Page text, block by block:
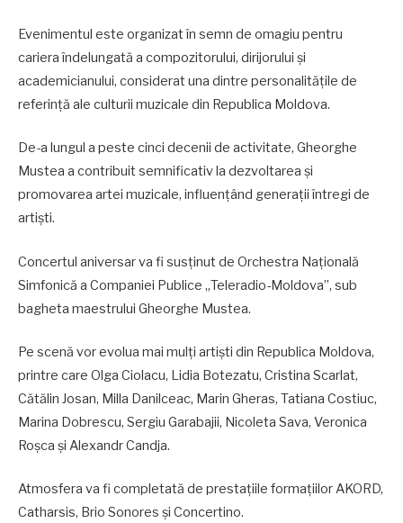
Evenimentul este organizat în semn de omagiu pentru
cariera îndelungată a compozitorului, dirijorului și
academicianului, considerat una dintre personalitățile de
referință ale culturii muzicale din Republica Moldova.
De-a lungul a peste cinci decenii de activitate, Gheorghe
Mustea a contribuit semnificativ la dezvoltarea și
promovarea artei muzicale, influențând generații întregi de
artiști.
Concertul aniversar va fi susținut de Orchestra Națională
Simfonică a Companiei Publice „Teleradio-Moldova”, sub
bagheta maestrului Gheorghe Mustea.
Pe scenă vor evolua mai mulți artiști din Republica Moldova,
printre care Olga Ciolacu, Lidia Botezatu, Cristina Scarlat,
Cătălin Josan, Milla Danilceac, Marin Gheras, Tatiana Costiuc,
Marina Dobrescu, Sergiu Garabajii, Nicoleta Sava, Veronica
Roșca și Alexandr Candja.
Atmosfera va fi completată de prestațiile formațiilor AKORD,
Catharsis, Brio Sonores și Concertino.